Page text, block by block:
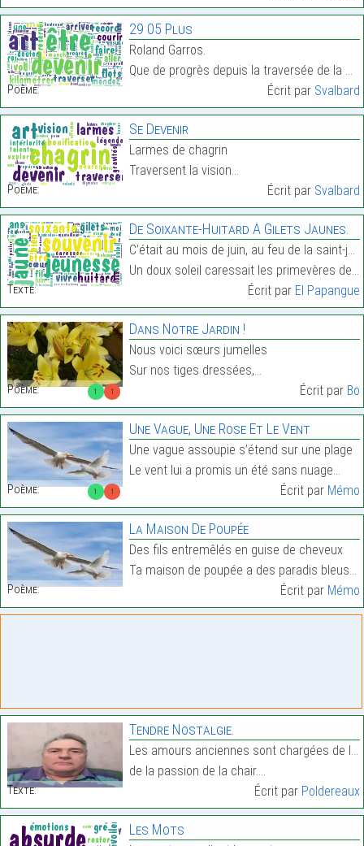
Poème:
29 05 Plus
Roland Garros.
Que de progrès depuis la traversée de la Manche pa…
Écrit par Svalbard
Poème:
Se Devenir
Larmes de chagrin
Traversent la vision…
Écrit par Svalbard
Texte:
De Soixante-Huitard À Gilets Jaunes.
C’était au mois de juin, au feu de la saint-jean :
Un doux soleil caressait les primevères des balcon…
Écrit par El Papangue
1 1
Poème:
Dans Notre Jardin !
Nous voici sœurs jumelles
Sur nos tiges dressées,…
Écrit par Bo
1 1
Poème:
Une Vague, Une Rose Et Le Vent
Une vague assoupie s’étend sur une plage
Le vent lui a promis un été sans nuage…
Écrit par Mémo
Poème:
La Maison De Poupée
Des fils entremêlés en guise de cheveux
Ta maison de poupée a des paradis bleus…
Écrit par Mémo
Texte:
Tendre Nostalgie.
Les amours anciennes sont chargées de la passion d
de la passion de la chair.…
Écrit par Poldereaux
Les Mots